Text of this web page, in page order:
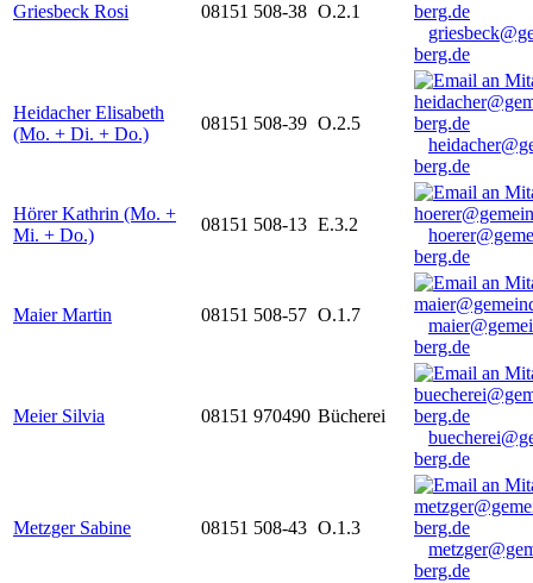
Griesbeck Rosi 08151 508-38 O.2.1
berg.de
Heidacher Elisabeth
(Mo. + Di. + Do.)
08151 508-39 O.2.5
berg.de
Hörer Kathrin (Mo. +
Mi. + Do.)
08151 508-13 E.3.2
berg.de
Maier Martin 08151 508-57 O.1.7
berg.de
Meier Silvia 08151 970490 Bücherei
berg.de
Metzger Sabine 08151 508-43 O.1.3
berg.de